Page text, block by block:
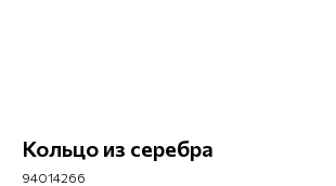
Кольцо из серебра
94014266